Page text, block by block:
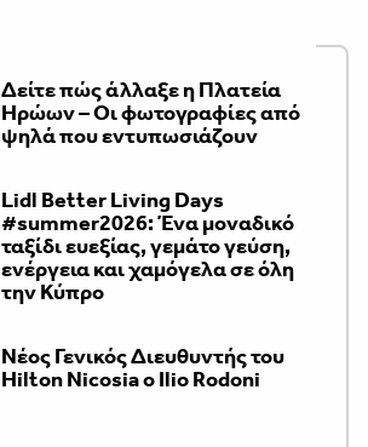
Δείτε πώς άλλαξε η Πλατεία
Ηρώων – Οι φωτογραφίες από
ψηλά που εντυπωσιάζουν
Lidl Better Living Days
#summer2026: Ένα μοναδικό
ταξίδι ευεξίας, γεμάτο γεύση,
ενέργεια και χαμόγελα σε όλη
την Κύπρο
Νέος Γενικός Διευθυντής του
Hilton Nicosia ο Ilio Rodoni